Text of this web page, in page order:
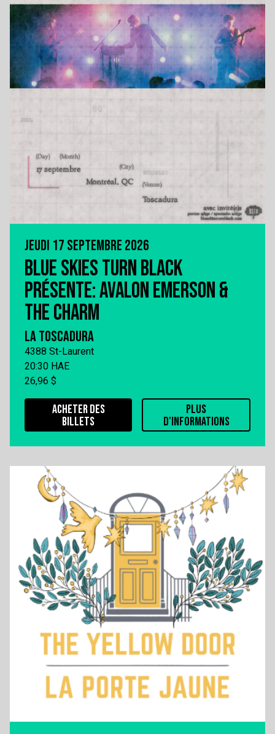
JEUDI 17 SEPTEMBRE 2026
BLUE SKIES TURN BLACK
PRÉSENTE: AVALON EMERSON &
THE CHARM
LA TOSCADURA
4388 St-Laurent
20:30 HAE
26,96 $
ACHETER DES
BILLETS
PLUS
D'INFORMATIONS